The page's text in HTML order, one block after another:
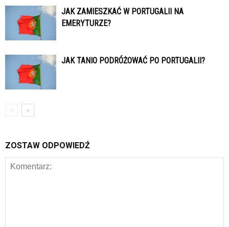
JAK ZAMIESZKAĆ W PORTUGALII NA
EMERYTURZE?
JAK TANIO PODRÓŻOWAĆ PO PORTUGALII?
ZOSTAW ODPOWIEDŹ